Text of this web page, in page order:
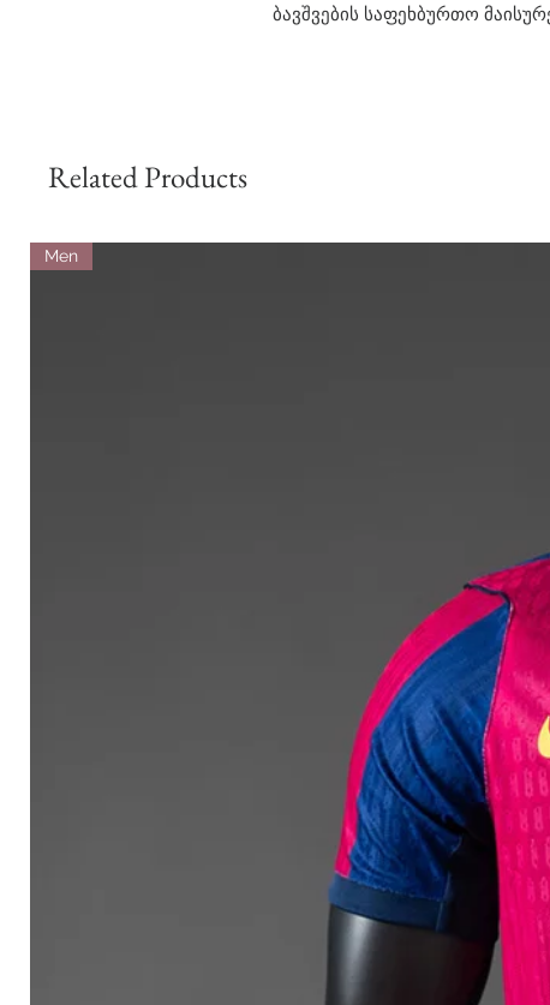
ბავშვების საფეხბურთო
Related Products
Men